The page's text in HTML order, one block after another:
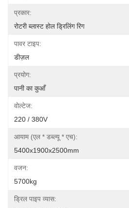
प्रकार:
रोटरी ब्लास्ट होल ड्रिलिंग रिग
पावर टाइप:
डीज़ल
प्रयोग:
पानी का कुआँ
वोल्टेज:
220 / 380V
आयाम (एल * डब्ल्यू * एच):
5400x1900x2500mm
वजन:
5700kg
ड्रिल पाइप व्यास: